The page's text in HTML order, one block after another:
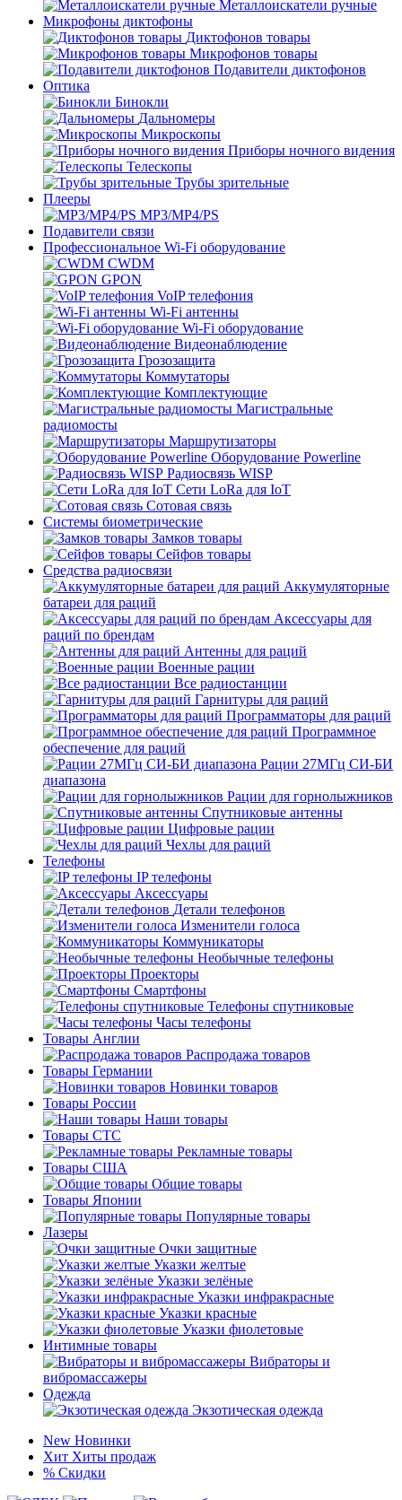
Металлоискатели ручные
Микрофоны диктофоны
Диктофонов товары
Микрофонов товары
Подавители диктофонов
Оптика
Бинокли
Дальномеры
Микроскопы
Приборы ночного видения
Телескопы
Трубы зрительные
Плееры
MP3/MP4/PS
Подавители связи
Профессиональное Wi-Fi оборудование
CWDM
GPON
VoIP телефония
Wi-Fi антенны
Wi-Fi оборудование
Видеонаблюдение
Грозозащита
Коммутаторы
Комплектующие
Магистральные
радиомосты
Маршрутизаторы
Оборудование Powerline
Радиосвязь WISP
Сети LoRa для IoT
Сотовая связь
Системы биометрические
Замков товары
Сейфов товары
Средства радиосвязи
Аккумуляторные
батареи для раций
Аксессуары для
раций по брендам
Антенны для раций
Военные рации
Все радиостанции
Гарнитуры для раций
Программаторы для раций
Программное
обеспечение для раций
Рации 27МГц СИ-БИ
диапазона
Рации для горнолыжников
Спутниковые антенны
Цифровые рации
Чехлы для раций
Телефоны
IP телефоны
Аксессуары
Детали телефонов
Изменители голоса
Коммуникаторы
Необычные телефоны
Проекторы
Смартфоны
Телефоны спутниковые
Часы телефоны
Товары Англии
Распродажа товаров
Товары Германии
Новинки товаров
Товары России
Наши товары
Товары СТС
Рекламные товары
Товары США
Общие товары
Товары Японии
Популярные товары
Лазеры
Очки защитные
Указки желтые
Указки зелёные
Указки инфракрасные
Указки красные
Указки фиолетовые
Интимные товары
Вибраторы и
вибромассажеры
Одежда
Экзотическая одежда
New Новинки
Хит Хиты продаж
% Скидки